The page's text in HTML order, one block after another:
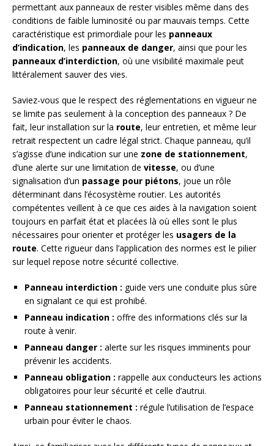
permettant aux panneaux de rester visibles même dans des
conditions de faible luminosité ou par mauvais temps. Cette
caractéristique est primordiale pour les panneaux
d’indication, les panneaux de danger, ainsi que pour les
panneaux d’interdiction, où une visibilité maximale peut
littéralement sauver des vies.
Saviez-vous que le respect des réglementations en vigueur ne
se limite pas seulement à la conception des panneaux ? De
fait, leur installation sur la route, leur entretien, et même leur
retrait respectent un cadre légal strict. Chaque panneau, qu’il
s’agisse d’une indication sur une zone de stationnement,
d’une alerte sur une limitation de vitesse, ou d’une
signalisation d’un passage pour piétons, joue un rôle
déterminant dans l’écosystème routier. Les autorités
compétentes veillent à ce que ces aides à la navigation soient
toujours en parfait état et placées là où elles sont le plus
nécessaires pour orienter et protéger les usagers de la
route. Cette rigueur dans l’application des normes est le pilier
sur lequel repose notre sécurité collective.
Panneau interdiction : guide vers une conduite plus sûre
en signalant ce qui est prohibé.
Panneau indication : offre des informations clés sur la
route à venir.
Panneau danger : alerte sur les risques imminents pour
prévenir les accidents.
Panneau obligation : rappelle aux conducteurs les actions
obligatoires pour leur sécurité et celle d’autrui.
Panneau stationnement : régule l’utilisation de l’espace
urbain pour éviter le chaos.